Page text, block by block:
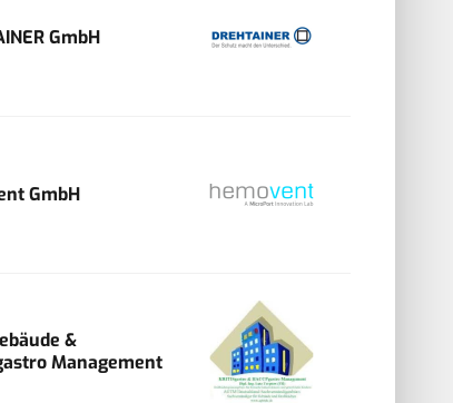
GmbH
GmbH
&
Management